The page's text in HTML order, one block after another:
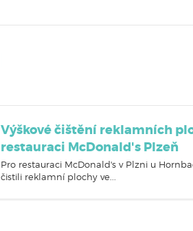
Výškové čištění reklamních
restauraci McDonald's Plzeň
Pro restauraci McDonald's v Plzni u
čistili reklamní plochy ve...